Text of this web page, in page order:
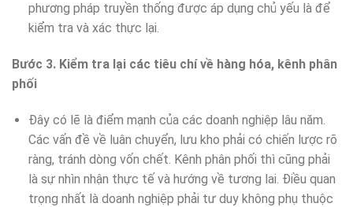
phương pháp truyền thống được áp dụng chủ yếu là để
kiểm tra và xác thực lại.
Bước 3. Kiểm tra lại các tiêu chí về hàng hóa, kênh phân
phối
Đây có lẽ là điểm mạnh của các doanh nghiệp lâu năm.
Các vấn đề về luân chuyển, lưu kho phải có chiến lược rõ
ràng, tránh dòng vốn chết. Kênh phân phối thì cũng phải
là sự nhìn nhận thực tế và hướng về tương lai. Điều quan
trọng nhất là doanh nghiệp phải tư duy không phụ thuộc